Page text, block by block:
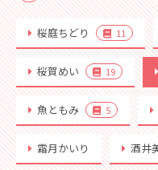
桜庭ちどり 11
桜賀めい 19
魚ともみ 5
霜月かいり 酒井